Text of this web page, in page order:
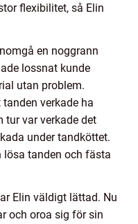
flexibilitet, så Elin
en noggrann
lossnat kunde
utan problem.
verkade ha
tur var verkade det
under tandköttet.
lösa tanden och fästa
Elin väldigt lättad. Nu
och oroa sig för sin